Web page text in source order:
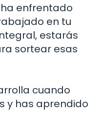
ha enfrentado
en tu
estarás
sortear esas
cuando
y has aprendido